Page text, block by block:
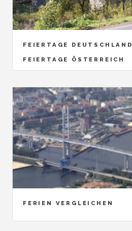
FEIERTAGE DEUTSCHLAND
FEIERTAGE ÖSTERREICH
FERIEN VERGLEICHEN